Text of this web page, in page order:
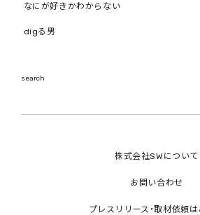
株式会社SWについて
お問い合わせ
プレスリリース・取材依頼は
なにが好きかわからない
digる男
search